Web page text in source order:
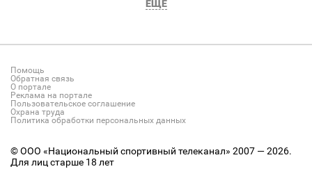
ЕЩЕ
Помощь
Обратная связь
О портале
Реклама на портале
Пользовательское соглашение
Охрана труда
Политика обработки персональных данных
© ООО «Национальный спортивный телеканал» 2007 — 2026.
Для лиц старше 18 лет